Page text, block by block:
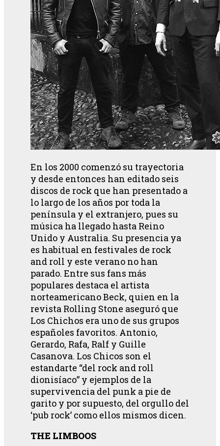
En los 2000 comenzó su trayectoria
y desde entonces han editado seis
discos de rock que han presentado a
lo largo de los años por toda la
península y el extranjero, pues su
música ha llegado hasta Reino
Unido y Australia. Su presencia ya
es habitual en festivales de rock
and roll y este verano no han
parado. Entre sus fans más
populares destaca el artista
norteamericano Beck, quien en la
revista Rolling Stone aseguró que
Los Chichos era uno de sus grupos
españoles favoritos. Antonio,
Gerardo, Rafa, Ralf y Guille
Casanova. Los Chicos son el
estandarte “del rock and roll
dionisíaco” y ejemplos de la
supervivencia del punk a pie de
garito y por supuesto, del orgullo del
‘pub rock’ como ellos mismos dicen.
THE LIMBOOS